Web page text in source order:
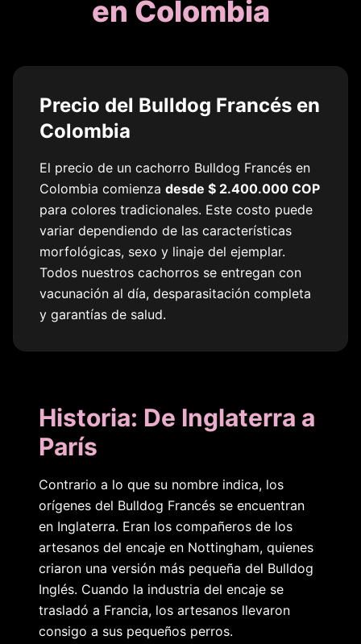
en Colombia
Precio del Bulldog Francés en
Colombia
El precio de un cachorro Bulldog Francés en
Colombia comienza desde $ 2.400.000 COP
para colores tradicionales. Este costo puede
variar dependiendo de las características
morfológicas, sexo y linaje del ejemplar.
Todos nuestros cachorros se entregan con
vacunación al día, desparasitación completa
y garantías de salud.
Historia: De Inglaterra a
París
Contrario a lo que su nombre indica, los
orígenes del Bulldog Francés se encuentran
en Inglaterra. Eran los compañeros de los
artesanos del encaje en Nottingham, quienes
criaron una versión más pequeña del Bulldog
Inglés. Cuando la industria del encaje se
trasladó a Francia, los artesanos llevaron
consigo a sus pequeños perros.